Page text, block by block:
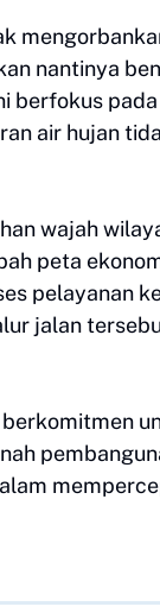
nantinya
berfokus
air hujan
wajah
peta
pelayanan
jalan